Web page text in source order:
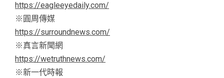
https://eagleeyedaily.com/
※圓周傳媒
https://surroundnews.com/
※真言新聞網
https://wetruthnews.com/
※新一代時報